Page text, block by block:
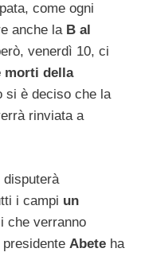
come ogni
anche la B al
venerdì 10, ci
morti della
si è deciso che la
rinviata a
disputerà
i campi un
che verranno
Abete ha